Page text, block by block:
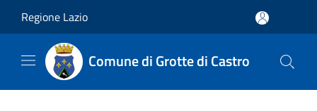
Regione Lazio
Comune di Grotte di Castro